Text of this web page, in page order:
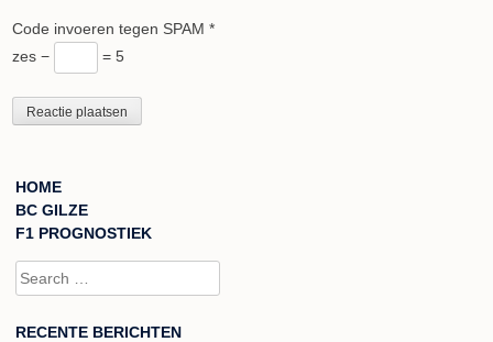
Code invoeren tegen SPAM *
zes −
= 5
HOME
BC GILZE
F1 PROGNOSTIEK
Search for:
RECENTE BERICHTEN